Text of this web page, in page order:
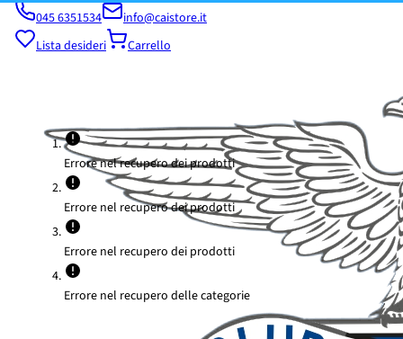
045 6351534
info@caistore.it
Lista desideri
Carrello